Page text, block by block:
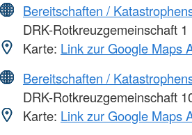
Bereitschaften /
DRK-Rotkreuzgemeinschaft
Karte: Link zur Google Maps
Bereitschaften /
DRK-Rotkreuzgemeinschaft
Karte: Link zur Google Maps